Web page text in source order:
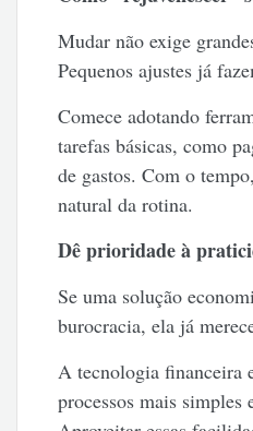
Mudar não exige
Pequenos ajustes já
Comece adotando
tarefas básicas, como
de gastos. Com o
natural da rotina.
Dê prioridade à
Se uma solução
burocracia, ela já
A tecnologia financeira
processos mais simples